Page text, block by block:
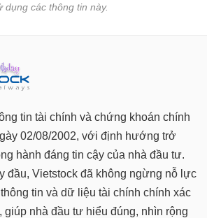
dụng các thông tin này.
tin tài chính và chứng khoán chính
02/08/2002, với định hướng trở
hành đáng tin cậy của nhà đầu tư.
đầu, Vietstock đã không ngừng nỗ lực
tin và dữ liệu tài chính chính xác
giúp nhà đầu tư hiểu đúng, nhìn rộng